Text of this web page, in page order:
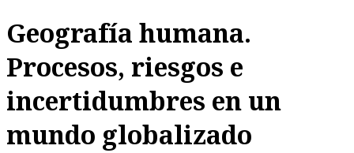
Geografía humana.
Procesos, riesgos e
incertidumbres en un
mundo globalizado